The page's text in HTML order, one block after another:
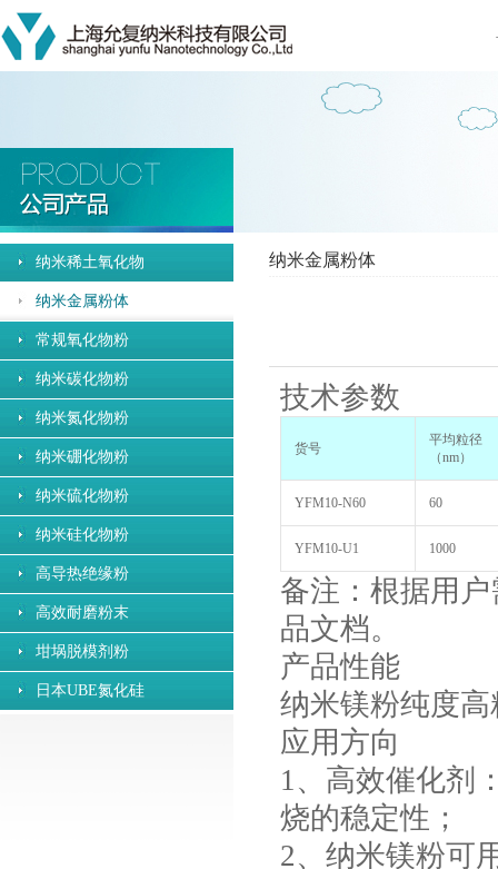
纳米稀土氧化物
纳米金属粉体
常规氧化物粉
纳米碳化物粉
纳米氮化物粉
纳米硼化物粉
纳米硫化物粉
纳米硅化物粉
高导热绝缘粉
高效耐磨粉末
坩埚脱模剂粉
日本UBE氮化硅
纳米金属粉体
技术参数
货号
平均粒径
（nm）
YFM10-N60 60
YFM10-U1 1000
备注：根据用
品文档。
产品性能
纳米镁粉纯度
应用方向
1、高效催化剂
烧的稳定性；
2、纳米镁粉可